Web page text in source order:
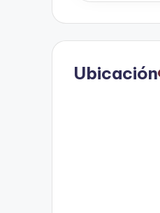
Ubicación